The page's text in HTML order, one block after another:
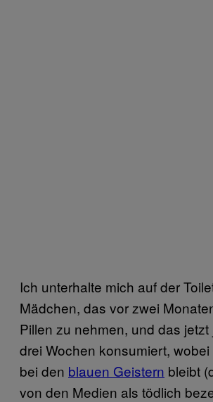
Ich unterhalte mich auf der
Mädchen, das vor zwei
Pillen zu nehmen, und das
drei Wochen konsumiert,
bei den blauen Geistern bleibt
von den Medien als tödlich